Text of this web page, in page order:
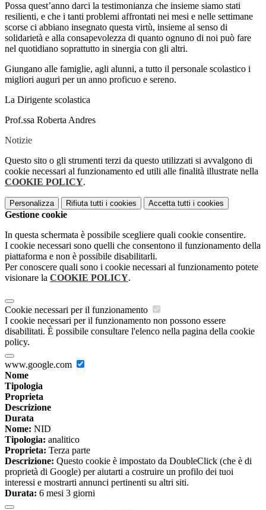
Possa quest’anno darci la testimonianza che insieme siamo stati
resilienti, e che i tanti problemi affrontati nei mesi e nelle settimane
scorse ci abbiano insegnato questa virtù, insieme al senso di
solidarietà e alla consapevolezza di quanto ognuno di noi può fare
nel quotidiano soprattutto in sinergia con gli altri.
Giungano alle famiglie, agli alunni, a tutto il personale scolastico i
migliori auguri per un anno proficuo e sereno.
La Dirigente scolastica
Prof.ssa Roberta Andres
Notizie
Questo sito o gli strumenti terzi da questo utilizzati si avvalgono di
cookie necessari al funzionamento ed utili alle finalità illustrate nella
COOKIE POLICY.
Personalizza Rifiuta tutti i cookies Accetta tutti i cookies
Gestione cookie
In questa schermata è possibile scegliere quali cookie consentire.
I cookie necessari sono quelli che consentono il funzionamento della
piattaforma e non è possibile disabilitarli.
Per conoscere quali sono i cookie necessari al funzionamento potete
visionare la COOKIE POLICY.
Cookie necessari per il funzionamento
I cookie necessari per il funzionamento non possono essere
disabilitati. È possibile consultare l'elenco nella pagina della cookie
policy.
www.google.com
Nome
Tipologia
Proprieta
Descrizione
Durata
Nome: NID
Tipologia: analitico
Proprieta: Terza parte
Descrizione: Questo cookie è impostato da DoubleClick (che è di
proprietà di Google) per aiutarti a costruire un profilo dei tuoi
interessi e mostrarti annunci pertinenti su altri siti.
Durata: 6 mesi 3 giorni